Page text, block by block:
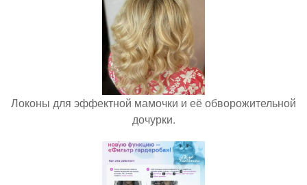
Локоны для эффектной мамочки и её обворожительной
дочурки.